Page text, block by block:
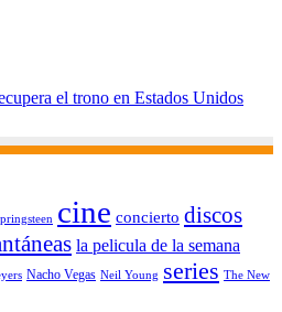
el trono en Estados Unidos
cine concierto discos
la pelicula de la semana
Nacho Vegas Neil Young series The New